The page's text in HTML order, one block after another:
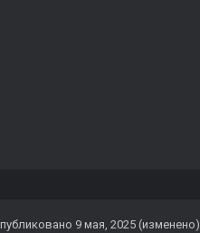
9 мая, 2025 (изменено)